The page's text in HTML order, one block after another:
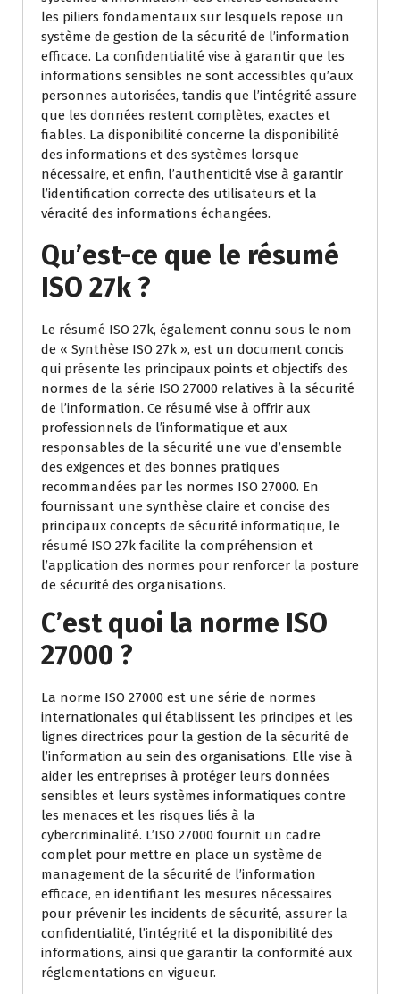
les piliers fondamentaux sur lesquels repose un
système de gestion de la sécurité de l’information
efficace. La confidentialité vise à garantir que les
informations sensibles ne sont accessibles qu’aux
personnes autorisées, tandis que l’intégrité assure
que les données restent complètes, exactes et
fiables. La disponibilité concerne la disponibilité
des informations et des systèmes lorsque
nécessaire, et enfin, l’authenticité vise à garantir
l’identification correcte des utilisateurs et la
véracité des informations échangées.
Qu’est-ce que le résumé
ISO 27k ?
Le résumé ISO 27k, également connu sous le nom
de « Synthèse ISO 27k », est un document concis
qui présente les principaux points et objectifs des
normes de la série ISO 27000 relatives à la sécurité
de l’information. Ce résumé vise à offrir aux
professionnels de l’informatique et aux
responsables de la sécurité une vue d’ensemble
des exigences et des bonnes pratiques
recommandées par les normes ISO 27000. En
fournissant une synthèse claire et concise des
principaux concepts de sécurité informatique, le
résumé ISO 27k facilite la compréhension et
l’application des normes pour renforcer la posture
de sécurité des organisations.
C’est quoi la norme ISO
27000 ?
La norme ISO 27000 est une série de normes
internationales qui établissent les principes et les
lignes directrices pour la gestion de la sécurité de
l’information au sein des organisations. Elle vise à
aider les entreprises à protéger leurs données
sensibles et leurs systèmes informatiques contre
les menaces et les risques liés à la
cybercriminalité. L’ISO 27000 fournit un cadre
complet pour mettre en place un système de
management de la sécurité de l’information
efficace, en identifiant les mesures nécessaires
pour prévenir les incidents de sécurité, assurer la
confidentialité, l’intégrité et la disponibilité des
informations, ainsi que garantir la conformité aux
réglementations en vigueur.